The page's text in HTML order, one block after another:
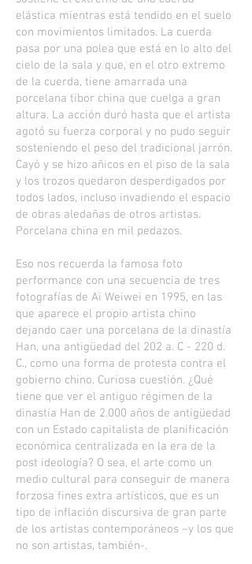
elástica mientras está tendido en el suelo
con movimientos limitados. La cuerda
pasa por una polea que está en lo alto del
cielo de la sala y que, en el otro extremo
de la cuerda, tiene amarrada una
porcelana tibor china que cuelga a gran
altura. La acción duró hasta que el artista
agotó su fuerza corporal y no pudo seguir
sosteniendo el peso del tradicional jarrón.
Cayó y se hizo añicos en el piso de la sala
y los trozos quedaron desperdigados por
todos lados, incluso invadiendo el espacio
de obras aledañas de otros artistas.
Porcelana china en mil pedazos.
Eso nos recuerda la famosa foto
performance con una secuencia de tres
fotografías de Ai Weiwei en 1995, en las
que aparece el propio artista chino
dejando caer una porcelana de la dinastía
Han, una antigüedad del 202 a. C - 220 d.
C., como una forma de protesta contra el
gobierno chino. Curiosa cuestión. ¿Qué
tiene que ver el antiguo régimen de la
dinastía Han de 2.000 años de antigüedad
con un Estado capitalista de planificación
económica centralizada en la era de la
post ideología? O sea, el arte como un
medio cultural para conseguir de manera
forzosa fines extra artísticos, que es un
tipo de inflación discursiva de gran parte
de los artistas contemporáneos –y los que
no son artistas, también-.